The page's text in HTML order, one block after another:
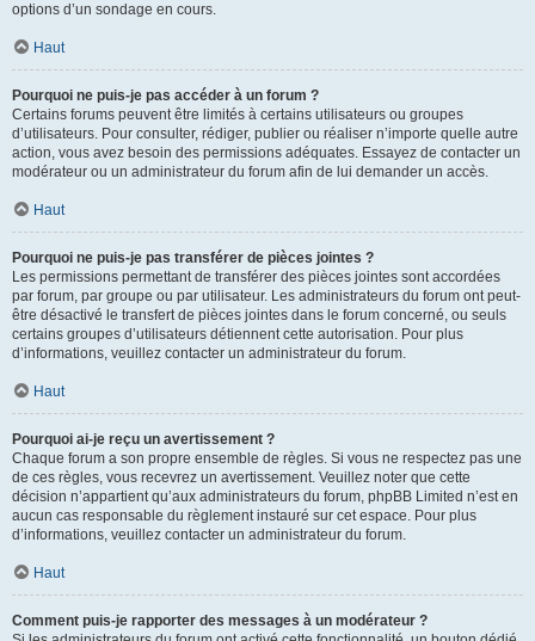
options d’un sondage en cours.
Haut
Pourquoi ne puis-je pas accéder à un forum ?
Certains forums peuvent être limités à certains utilisateurs ou groupes
d’utilisateurs. Pour consulter, rédiger, publier ou réaliser n’importe quelle autre
action, vous avez besoin des permissions adéquates. Essayez de contacter un
modérateur ou un administrateur du forum afin de lui demander un accès.
Haut
Pourquoi ne puis-je pas transférer de pièces jointes ?
Les permissions permettant de transférer des pièces jointes sont accordées
par forum, par groupe ou par utilisateur. Les administrateurs du forum ont peut-
être désactivé le transfert de pièces jointes dans le forum concerné, ou seuls
certains groupes d’utilisateurs détiennent cette autorisation. Pour plus
d’informations, veuillez contacter un administrateur du forum.
Haut
Pourquoi ai-je reçu un avertissement ?
Chaque forum a son propre ensemble de règles. Si vous ne respectez pas une
de ces règles, vous recevrez un avertissement. Veuillez noter que cette
décision n’appartient qu’aux administrateurs du forum, phpBB Limited n’est en
aucun cas responsable du règlement instauré sur cet espace. Pour plus
d’informations, veuillez contacter un administrateur du forum.
Haut
Comment puis-je rapporter des messages à un modérateur ?